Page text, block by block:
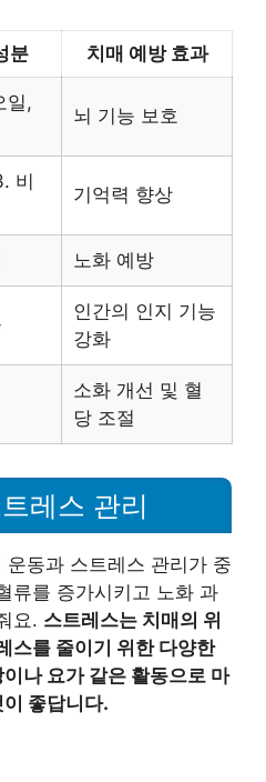
분 치매 예방 효과
일,
뇌 기능 보호
비
기억력 향상
노화 예방
인간의 인지 기능
강화
소화 개선 및 혈
당 조절
레스 관리
동과 스트레스 관리가 중
류를 증가시키고 노화 과
요. 스트레스는 치매의 위
스를 줄이기 위한 다양한
나 요가 같은 활동으로 마
좋답니다.